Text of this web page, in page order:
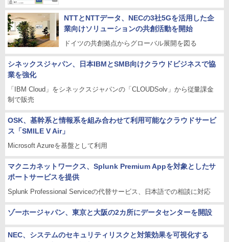
NTTとNTTデータ、NECの3社5Gを活用した企
業向けソリューションの共創活動を開始
ドイツの共創拠点からグローバル展開を図る
シネックスジャパン、日本IBMとSMB向けクラウドビジネスで協
業を強化
「IBM Cloud」をシネックスジャパンの「CLOUDSolv」から従量課金
制で販売
OSK、基幹系と情報系を組み合わせて利用可能なクラウドサービ
ス「SMILE V Air」
Microsoft Azureを基盤として利用
マクニカネットワークス、Splunk Premium Appを対象としたサ
ポートサービスを提供
Splunk Professional Serviceの代替サービス、日本語での相談に対応
ゾーホージャパン、東京と大阪の2カ所にデータセンターを開設
NEC、システムのセキュリティリスクと対策効果を可視化する